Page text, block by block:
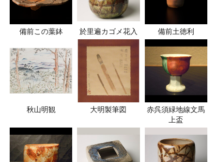
備前この葉鉢 於里遍カゴメ花入 備前土徳利
秋山明観 大明製筆図
赤呉須緑地線文馬
上盃